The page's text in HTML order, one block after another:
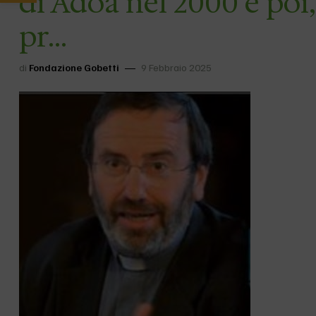
pr…
di Fondazione Gobetti 9 Febbraio 2025